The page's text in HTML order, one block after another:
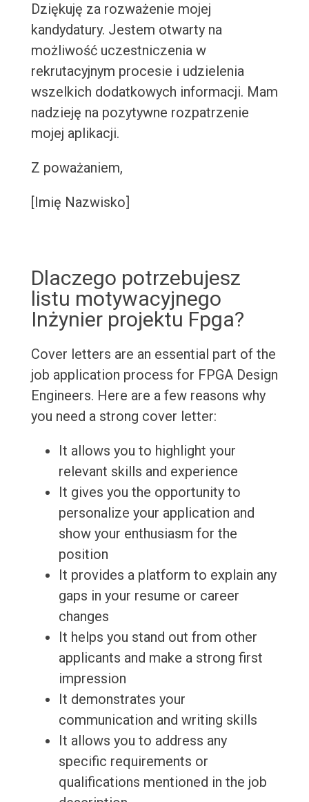
Dziękuję za rozważenie mojej
kandydatury. Jestem otwarty na
możliwość uczestniczenia w
rekrutacyjnym procesie i udzielenia
wszelkich dodatkowych informacji. Mam
nadzieję na pozytywne rozpatrzenie
mojej aplikacji.
Z poważaniem,
[Imię Nazwisko]
Dlaczego potrzebujesz
listu motywacyjnego
Inżynier projektu Fpga?
Cover letters are an essential part of the
job application process for FPGA Design
Engineers. Here are a few reasons why
you need a strong cover letter:
It allows you to highlight your
relevant skills and experience
It gives you the opportunity to
personalize your application and
show your enthusiasm for the
position
It provides a platform to explain any
gaps in your resume or career
changes
It helps you stand out from other
applicants and make a strong first
impression
It demonstrates your
communication and writing skills
It allows you to address any
specific requirements or
qualifications mentioned in the job